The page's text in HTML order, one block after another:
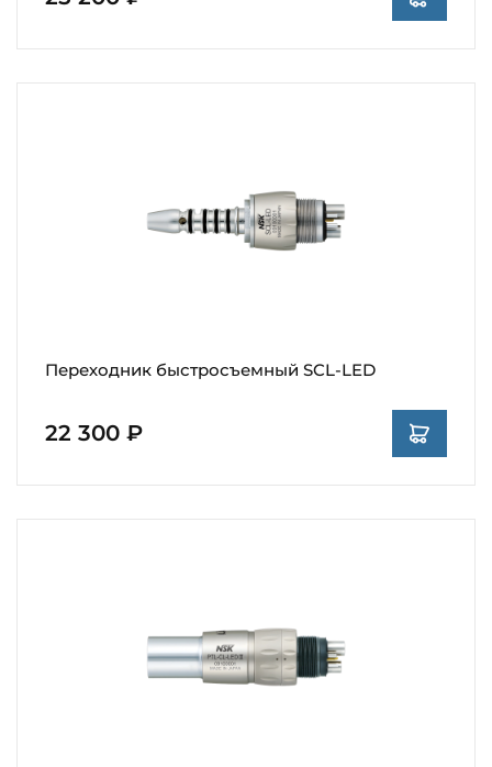
Переходник быстросъемный SCL-LED
22 300 ₽